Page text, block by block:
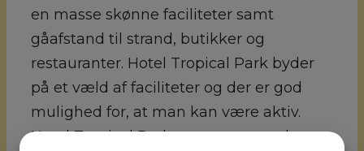
en masse skønne faciliteter samt
gåafstand til strand, butikker og
restauranter. Hotel Tropical Park byder
på et væld af faciliteter og der er god
mulighed for, at man kan være aktiv.
Hotel Tropical Park er meget populært